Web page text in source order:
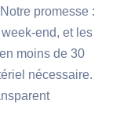
promesse :
end, et les
moins de 30
nécessaire.